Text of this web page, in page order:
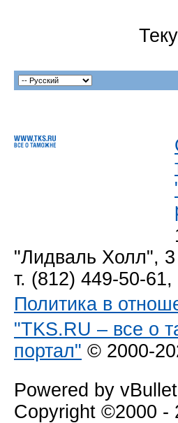
"Лидваль Холл",
т. (812) 449-50-
Политика в
"TKS.RU – все о
портал" © 2000-
Powered by
Copyright ©2000 -